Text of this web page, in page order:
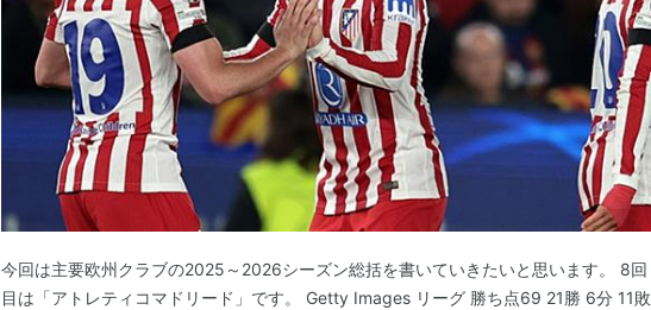
今回は主要欧州クラブの2025～2026シーズン総括を書いていきたいと思います。 8回
目は「アトレティコマドリード」です。 Getty Images リーグ 勝ち点69 21勝 6分 11敗